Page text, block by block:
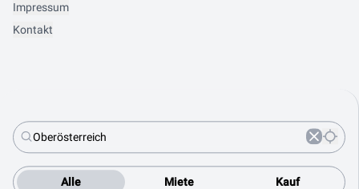
Alle Miete Kauf
Impressum
Kontakt